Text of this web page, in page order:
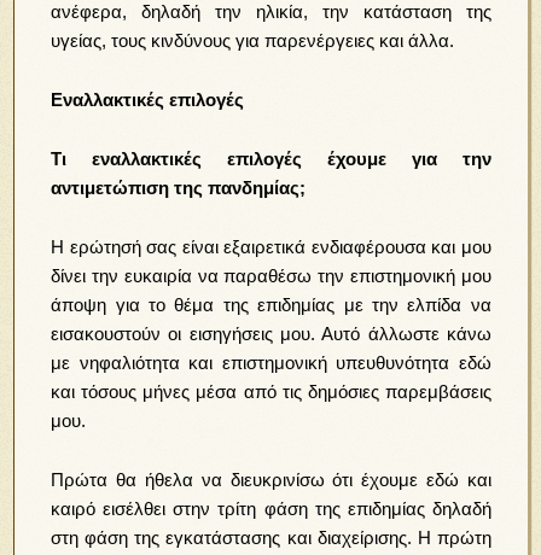
ανέφερα, δηλαδή την ηλικία, την κατάσταση της
υγείας, τους κινδύνους για παρενέργειες και άλλα.
Εναλλακτικές επιλογές
Τι εναλλακτικές επιλογές έχουμε για την
αντιμετώπιση της πανδημίας;
Η ερώτησή σας είναι εξαιρετικά ενδιαφέρουσα και μου
δίνει την ευκαιρία να παραθέσω την επιστημονική μου
άποψη για το θέμα της επιδημίας με την ελπίδα να
εισακουστούν οι εισηγήσεις μου. Αυτό άλλωστε κάνω
με νηφαλιότητα και επιστημονική υπευθυνότητα εδώ
και τόσους μήνες μέσα από τις δημόσιες παρεμβάσεις
μου.
Πρώτα θα ήθελα να διευκρινίσω ότι έχουμε εδώ και
καιρό εισέλθει στην τρίτη φάση της επιδημίας δηλαδή
στη φάση της εγκατάστασης και διαχείρισης. Η πρώτη